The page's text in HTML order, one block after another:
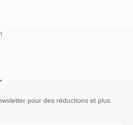
pour des réductions et plus